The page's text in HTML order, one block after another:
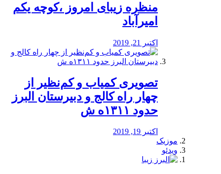
منظره‌‌ زیبای امروز ،کوچه یکم
امیرآباد
اکتبر 21, 2019
️تصویری کمیاب و کم‌نظیر از
چهار راه كالج و دبيرستان البرز
حدود ۱۳۱۱ه ش
اکتبر 19, 2019
موزیک
ویدئو